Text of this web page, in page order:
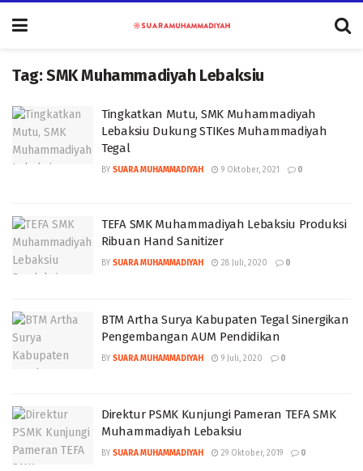
Tag:SMK Muhammadiyah Lebaksiu
Tingkatkan Mutu, SMK Muhammadiyah
Lebaksiu Dukung STIKes Muhammadiyah
Tegal
BY SUARA MUHAMMADIYAH 9 Oktober, 2021 0
TEFA SMK Muhammadiyah Lebaksiu Produksi
Ribuan Hand Sanitizer
BY SUARA MUHAMMADIYAH 28 Juli, 2020 0
BTM Artha Surya Kabupaten Tegal Sinergikan
Pengembangan AUM Pendidikan
BY SUARA MUHAMMADIYAH 9 Juli, 2020 0
Direktur PSMK Kunjungi Pameran TEFA SMK
Muhammadiyah Lebaksiu
BY SUARA MUHAMMADIYAH 29 Oktober, 2019 0